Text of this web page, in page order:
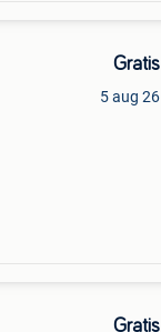
Gratis
5 aug 26
Gratis